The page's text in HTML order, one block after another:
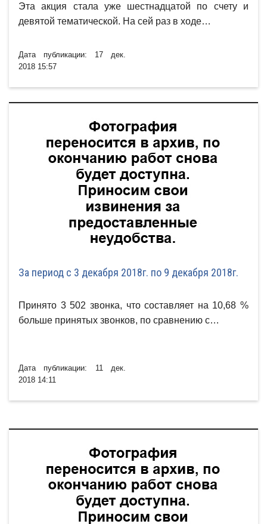
Эта акция стала уже шестнадцатой по счету и
девятой тематической. На сей раз в ходе…
Дата публикации: 17 дек.
2018 15:57
За период с 3 декабря 2018г. по 9 декабря 2018г.
Принято 3 502 звонка, что составляет на 10,68 %
больше принятых звонков, по сравнению с…
Дата публикации: 11 дек.
2018 14:11